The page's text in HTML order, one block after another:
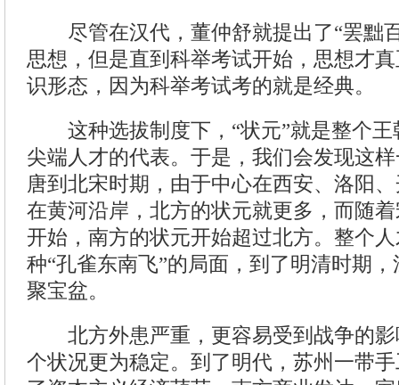
尽管在汉代，董仲舒就提出了“罢黜
思想，但是直到科举考试开始，思想才
识形态，因为科举考试考的就是经典。
这种选拔制度下，“状元”就是整个王
尖端人才的代表。于是，我们会发现这
唐到北宋时期，由于中心在西安、洛阳
在黄河沿岸，北方的状元就更多，而随
开始，南方的状元开始超过北方。整个
种“孔雀东南飞”的局面，到了明清时期
聚宝盆。
北方外患严重，更容易受到战争的影
个状况更为稳定。到了明代，苏州一带